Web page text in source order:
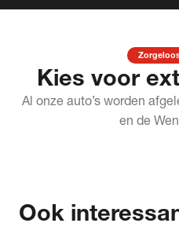
Kies voor
Al onze auto’s worden
en de
Ook